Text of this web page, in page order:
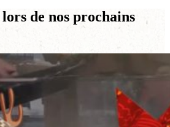
de nos prochains